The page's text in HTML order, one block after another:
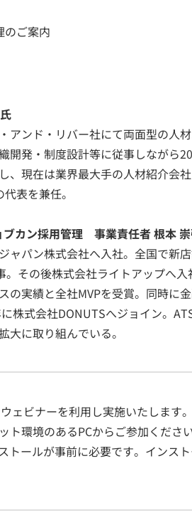
のご案内
アンド・リバー社にて両面型の人
開発・制度設計等に従事しながら
、現在は業界最大手の人材紹介会
表を兼任。
ブカン採用管理 事業責任者 根本
ャパン株式会社へ入社。全国で新
。その後株式会社ライトアップへ
の実績と全社MVPを受賞。同時に
株式会社DONUTSへジョイン。
大に取り組んでいる。
ェビナーを利用し実施いたしま
ト環境のあるPCからご参加ください
トールが事前に必要です。インス